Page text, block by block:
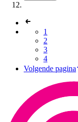
1
2
3
4
Volgende pagina